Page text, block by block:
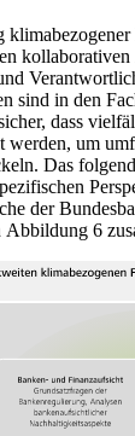
kollaborativen
sind in den
dass
werden, um
Das
der
Abbildung 6